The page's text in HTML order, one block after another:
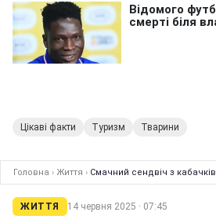
Цікаві факти Туризм Тварини
Головна › Життя › Смачний сендвіч з
ЖИТТЯ 14 червня 2025 · 07:45